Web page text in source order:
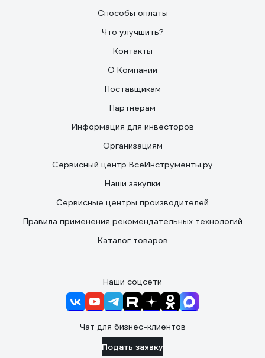
Способы оплаты
Что улучшить?
Контакты
О Компании
Поставщикам
Партнерам
Информация для инвесторов
Организациям
Сервисный центр ВсеИнструменты.ру
Наши закупки
Сервисные центры производителей
Правила применения рекомендательных технологий
Каталог товаров
Наши соцсети
Чат для бизнес-клиентов
Подать заявку